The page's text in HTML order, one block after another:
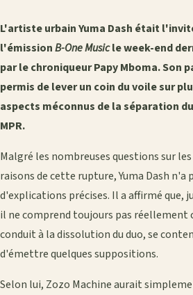
L'artiste urbain Yuma Dash était
l'émissionB-One Musicle week-end
par le chroniqueur Papy Mboma. Son
permis de lever un coin du voile sur
aspects méconnus de la séparation
MPR.
Malgré les nombreuses questions sur
raisons de cette rupture, Yuma Dash n'a
d'explications précises. Il a affirmé que,
il ne comprend toujours pas réellement
conduit à la dissolution du duo, se
d'émettre quelques suppositions.
Selon lui, Zozo Machine aurait